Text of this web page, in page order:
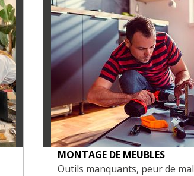
MONTAGE DE MEUBLES
Outils manquants, peur de mal